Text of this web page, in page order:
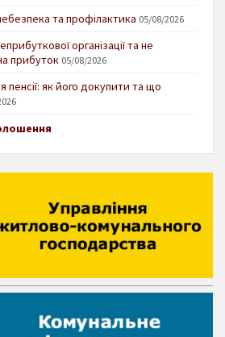
та профілактика 05/08/2026
організації та не
прибуток 05/08/2026
пенсії: як його докупити та що